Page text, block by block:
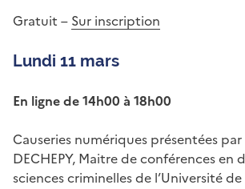
Gratuit – Sur inscription
Lundi 11 mars
En ligne de 14h00 à 18h00
Causeries numériques présentées par
DECHEPY, Maitre de conférences en
sciences criminelles de l’Université de